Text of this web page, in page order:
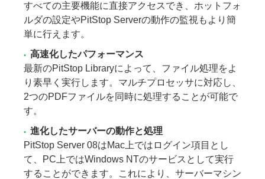
すべての主要機能に直接アクセスでき、ホットフォ
ルダの設定やPitStop Serverの動作の監視もより簡
単に行えます。
高速化したパフォーマンス
最新のPitStop Libraryによって、ファイル処理をよ
り素早く実行します。マルチプロセッサに対応し、
2つのPDFファイルを同時に処理することが可能で
す。
進化したサーバーの動作と処理
PitStop Server 08はMac上ではログイン項目とし
て、PC上ではWindows NTのサービスとして実行
することができます。これにより、サーバーマシン